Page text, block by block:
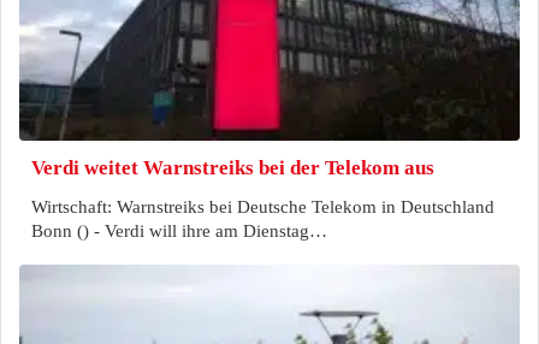
Verdi weitet Warnstreiks bei der Telekom aus
Wirtschaft: Warnstreiks bei Deutsche Telekom in Deutschland
Bonn () - Verdi will ihre am Dienstag…